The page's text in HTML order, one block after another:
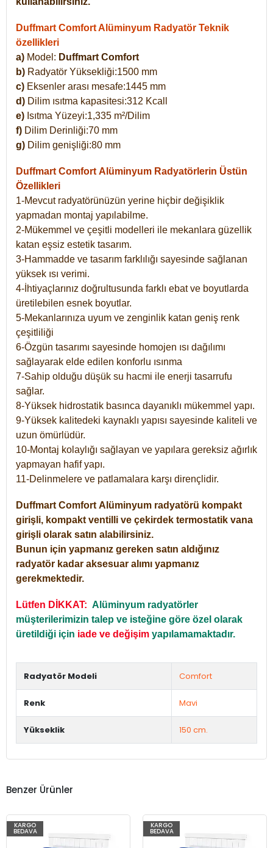
Duffmart Comfort Alüminyum Radyatör Teknik
özellikleri
a) Model: Duffmart Comfort
b) Radyatör Yüksekliği:1500 mm
c) Eksenler arası mesafe:1445 mm
d) Dilim ısıtma kapasitesi:312 Kcall
e) Isıtma Yüzeyi:1,335 m²/Dilim
f) Dilim Derinliği:70 mm
g) Dilim genişliği:80 mm
Duffmart Comfort Alüminyum Radyatörlerin Üstün
Özellikleri
1-Mevcut radyatörünüzün yerine hiçbir değişiklik
yapmadan montaj yapılabilme.
2-Mükemmel ve çeşitli modelleri ile mekanlara güzellik
katan eşsiz estetik tasarım.
3-Hammadde ve tasarım farklılığı sayesinde sağlanan
yüksek ısı verimi.
4-İhtiyaçlarınız doğrultusunda farklı ebat ve boyutlarda
üretilebilen esnek boyutlar.
5-Mekanlarınıza uyum ve zenginlik katan geniş renk
çeşitliliği
6-Özgün tasarımı sayesinde homojen ısı dağılımı
sağlayarak elde edilen konforlu ısınma
7-Sahip olduğu düşük su hacmi ile enerji tasarrufu
sağlar.
8-Yüksek hidrostatik basınca dayanıklı mükemmel yapı.
9-Yüksek kalitedeki kaynaklı yapısı sayesinde kaliteli ve
uzun ömürlüdür.
10-Montaj kolaylığı sağlayan ve yapılara gereksiz ağırlık
yapmayan hafif yapı.
11-Delinmelere ve patlamalara karşı dirençlidir.
Duffmart Comfort Alüminyum radyatörü kompakt
girişli, kompakt ventilli ve çekirdek termostatik vana
girişli olarak satın alabilirsiniz.
Bunun için yapmanız gereken satın aldığınız
radyatör kadar aksesuar alımı yapmanız
gerekmektedir.
Lütfen DİKKAT: Alüminyum radyatörler
müşterilerimizin talep ve isteğine göre özel olarak
üretildiği için iade ve değişim yapılamamaktadır.
Radyatör Modeli Comfort
Renk Mavi
Yükseklik 150 cm.
Benzer Ürünler
KARGO
BEDAVA
KARGO
BEDAVA